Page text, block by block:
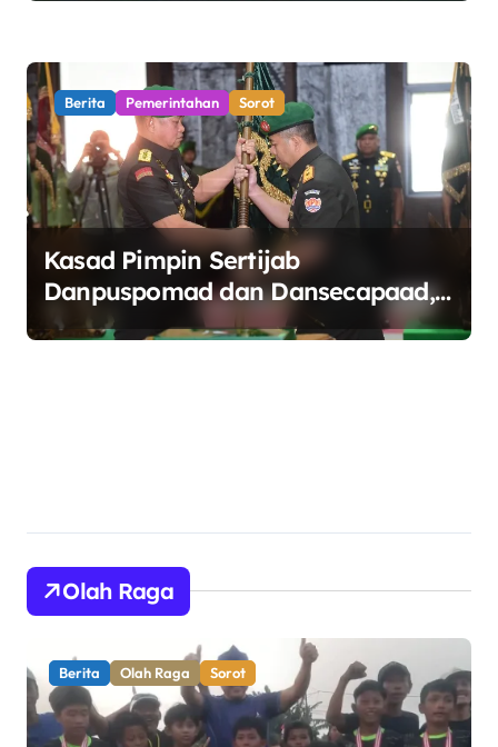
Berita Pemerintahan Sorot
Kasad Pimpin Sertijab
Danpuspomad dan Dansecapaad,
Tegaskan Penguatan Organisasi
Olah Raga
Berita Olah Raga Pemerintahan Sorot